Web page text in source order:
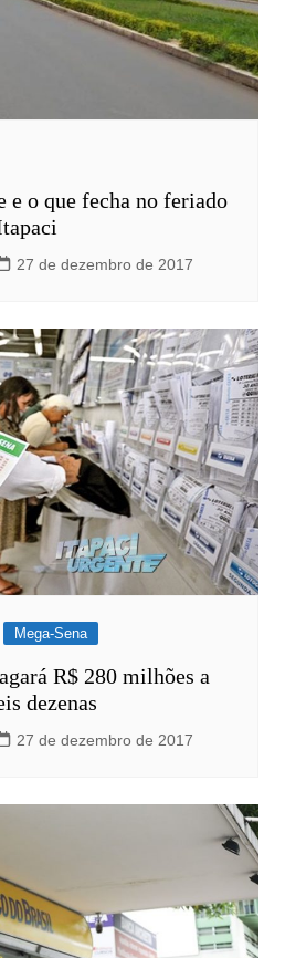
e o que fecha no feriado
27 de dezembro de 2017
Mega-Sena
R$ 280 milhões a
dezenas
27 de dezembro de 2017